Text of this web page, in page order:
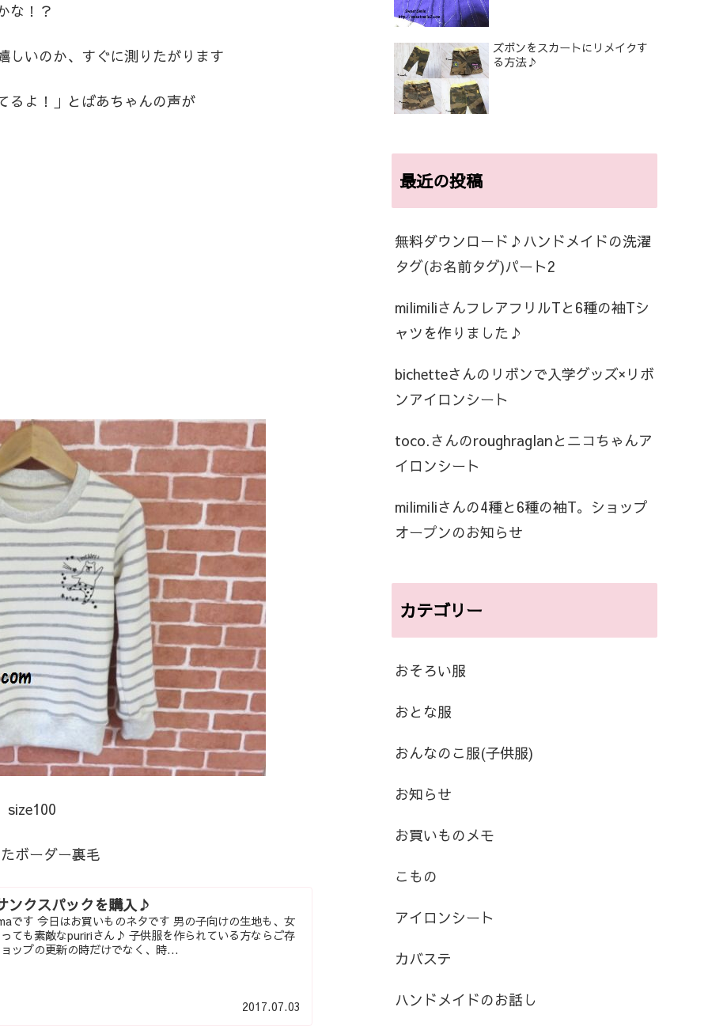
な！？
しいのか、すぐに測りたがります
るよ！」とばあちゃんの声が
size100
ボーダー裏毛
ンクスパックを購入♪
です 今日はお買いものネタです 男の子向けの生地も、女
ても素敵なpuririさん♪ 子供服を作られている方ならご存
ップの更新の時だけでなく、時...
2017.07.03
ズボンをスカートにリメイクす
る方法♪
最近の投稿
無料ダウンロード♪ハンドメイドの洗濯
タグ(お名前タグ)パート2
milimiliさんフレアフリルTと6種の袖Tシ
ャツを作りました♪
bichetteさんのリボンで入学グッズ×リボ
ンアイロンシート
toco.さんのroughraglanとニコちゃんア
イロンシート
milimiliさんの4種と6種の袖T。ショップ
オープンのお知らせ
カテゴリー
おそろい服
おとな服
おんなのこ服(子供服)
お知らせ
お買いものメモ
こもの
アイロンシート
カバステ
ハンドメイドのお話し